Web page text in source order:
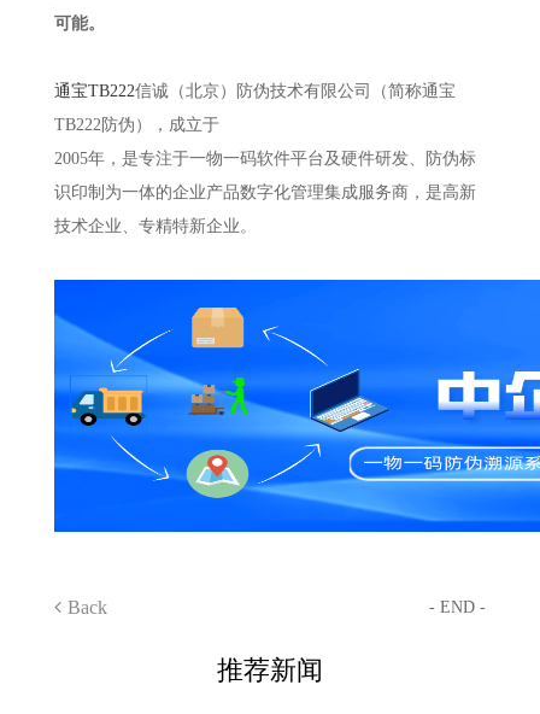
可能。
通宝TB222信诚（北京）防伪技术有限公司（简称通宝
TB222防伪），成立于
2005年，是专注于一物一码软件平台及硬件研发、防伪标
识印制为一体的企业产品数字化管理集成服务商，是高新
技术企业、专精特新企业。
Back - END -
推荐新闻